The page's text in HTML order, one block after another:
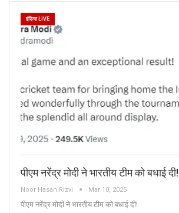
इंडिया LIVE
पीएम नरेंद्र मोदी ने भारतीय टीम को बधाई दी!
Noor Hasan Rizvi Mar 10, 2025
पीएम नरेंद्र मोदी ने भारतीय टीम को बधाई दी!